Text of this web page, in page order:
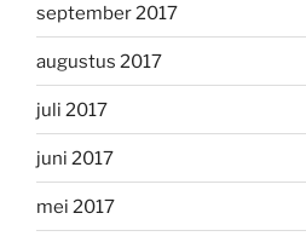
september 2017
augustus 2017
juli 2017
juni 2017
mei 2017